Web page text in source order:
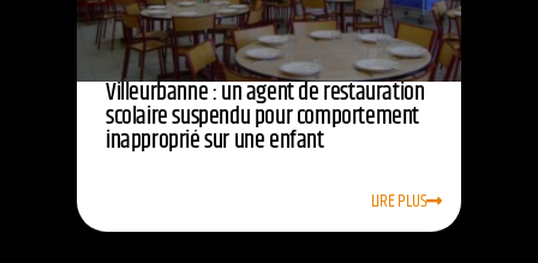
Villeurbanne : un agent de restauration
scolaire suspendu pour comportement
inapproprié sur une enfant
LIRE PLUS